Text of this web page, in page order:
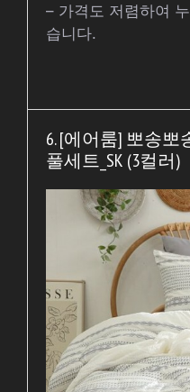
– 가격도 저렴하여
습니다.
6. [에어룸] 뽀송
풀세트_SK (3컬러)